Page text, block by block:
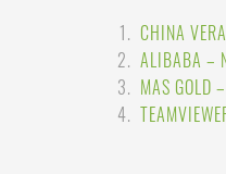
CHINA
ALIBABA –
MAS GOLD